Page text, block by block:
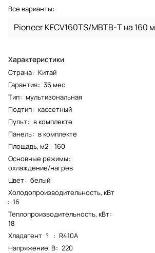
Все варианты:
Pioneer KFCV160TS/MBTB-T на 160 м
Характеристики
Страна: Китай
Гарантия: 36 мес
Тип: мультизональная
Подтип: кассетный
Пульт: в комплекте
Панель: в комплекте
Площадь, м2: 160
Основные режимы:
охлаждение/нагрев
Цвет: белый
Холодопроизводительность, кВт
: 16
Теплопроизводительность, кВт:
18
Хладагент ? : R410A
Напряжение, В: 220